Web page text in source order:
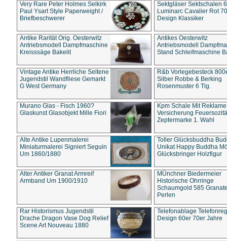
Very Rare Peter Holmes Selkirk
Paul Ysart Style Paperweight /
Briefbeschwerer
Sektgläser Sektschalen
Luminarc Cavalier Rot
Design Klassiker
Antike Rarität Orig. Oesterwitz
Antriebsmodell Dampfmaschine
Kreisssäge Bakelit
Antikes Oesterwitz
Antriebsmodell
Stand Schleifmaschine
Vintage Antike Herrliche Seltene
Jugendstil Wandfliese Gemarkt
G West Germany
R&b Vorlegebesteck
Silber Robbe & Berking
Rosenmuster 6 Tlg.
Murano Glas - Fisch 1960?
Glaskunst Glasobjekt Mille Fiori
Kpm Schale Mit Reklame
Versicherung
Zeptermarke 1. Wahl
Alte Antike Lupenmalerei
Miniaturmalerei Signiert Seguin
Um 1860/1880
Toller Glücksbuddha
Unikat Happy Buddha
Glücksbringer Holzfigur
Alter Antiker Granat Armreif
Armband Um 1900/1910
MÜnchner Biedermeier
Historische Ohrringe
Schaumgold 585
Perlen
Rar Historismus Jugendstil
Drache Dragon Vase Dog Relief
Scene Art Nouveau 1880
Telefonablage
Design 60er 70er Jahre